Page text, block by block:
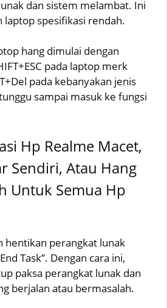
dan sistem melambat. Ini
laptop spesifikasi rendah.
hang dimulai dengan
pada laptop merk
pada kebanyakan jenis
sampai masuk ke fungsi
Hp Realme Macet,
Sendiri, Atau Hang
Untuk Semua Hp
hentikan perangkat lunak
Task”. Dengan cara ini,
paksa perangkat lunak dan
berjalan atau bermasalah.